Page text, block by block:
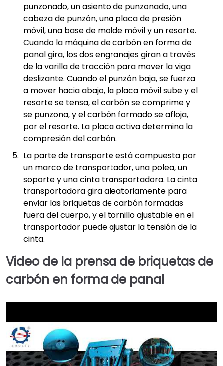
punzonado, un asiento de punzonado, una
cabeza de punzón, una placa de presión
móvil, una base de molde móvil y un resorte.
Cuando la máquina de carbón en forma de
panal gira, los dos engranajes giran a través
de la varilla de tracción para mover la viga
deslizante. Cuando el punzón baja, se fuerza
a mover hacia abajo, la placa móvil sube y el
resorte se tensa, el carbón se comprime y
se punzona, y el carbón formado se afloja,
por el resorte. La placa activa determina la
compresión del carbón.
La parte de transporte está compuesta por
un marco de transportador, una polea, un
soporte y una cinta transportadora. La cinta
transportadora gira aleatoriamente para
enviar las briquetas de carbón formadas
fuera del cuerpo, y el tornillo ajustable en el
transportador puede ajustar la tensión de la
cinta.
Video de la prensa de briquetas de
carbón en forma de panal